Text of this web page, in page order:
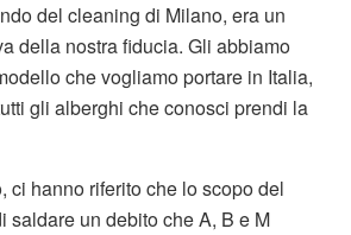
del cleaning di Milano, era un
della nostra fiducia. Gli abbiamo
che vogliamo portare in Italia,
gli alberghi che conosci prendi la
ci hanno riferito che lo scopo del
saldare un debito che A, B e M